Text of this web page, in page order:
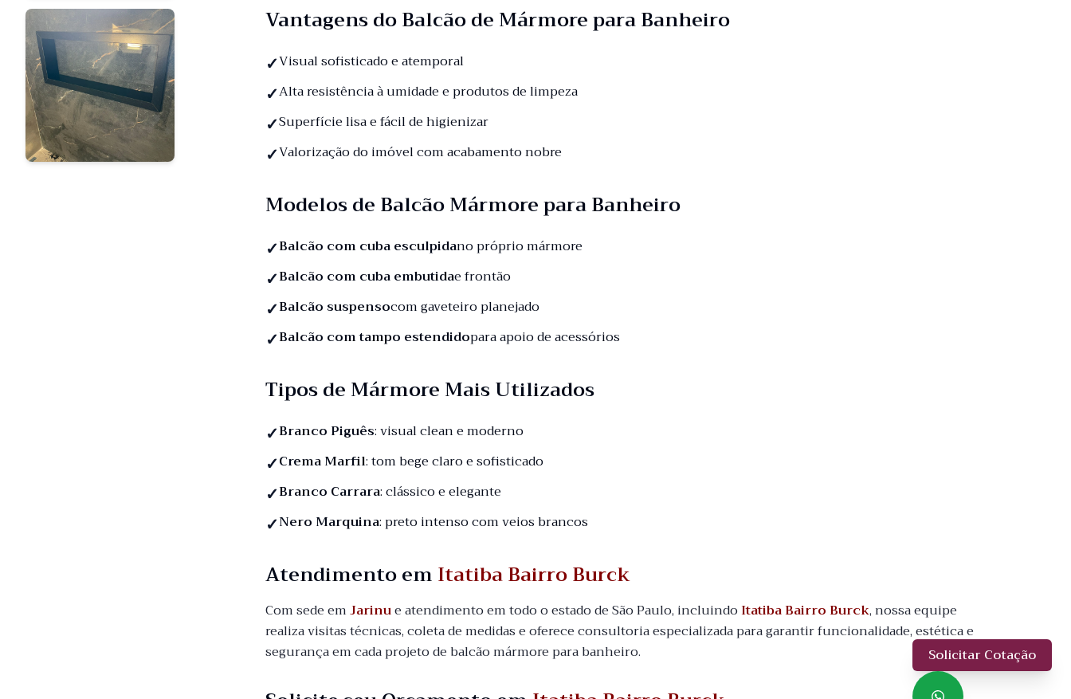
Vantagens do Balcão de Mármore para Banheiro
Visual sofisticado e atemporal
Alta resistência à umidade e produtos de limpeza
Superfície lisa e fácil de higienizar
Valorização do imóvel com acabamento nobre
Modelos de Balcão Mármore para Banheiro
Balcão com cuba esculpidano próprio mármore
Balcão com cuba embutidae frontão
Balcão suspensocom gaveteiro planejado
Balcão com tampo estendidopara apoio de acessórios
Tipos de Mármore Mais Utilizados
Branco Piguês: visual clean e moderno
Crema Marfil: tom bege claro e sofisticado
Branco Carrara: clássico e elegante
Nero Marquina: preto intenso com veios brancos
Atendimento emItatiba Bairro Burck
Com sede emJarinue atendimento em todo o estado de São Paulo, incluindo Itatiba Bairro Burck, nossa equipe
realiza visitas técnicas, coleta de medidas e oferece consultoria especializada para garantir funcionalidade, estética e
segurança em cada projeto de balcão mármore para banheiro.
Solicitar Cotação